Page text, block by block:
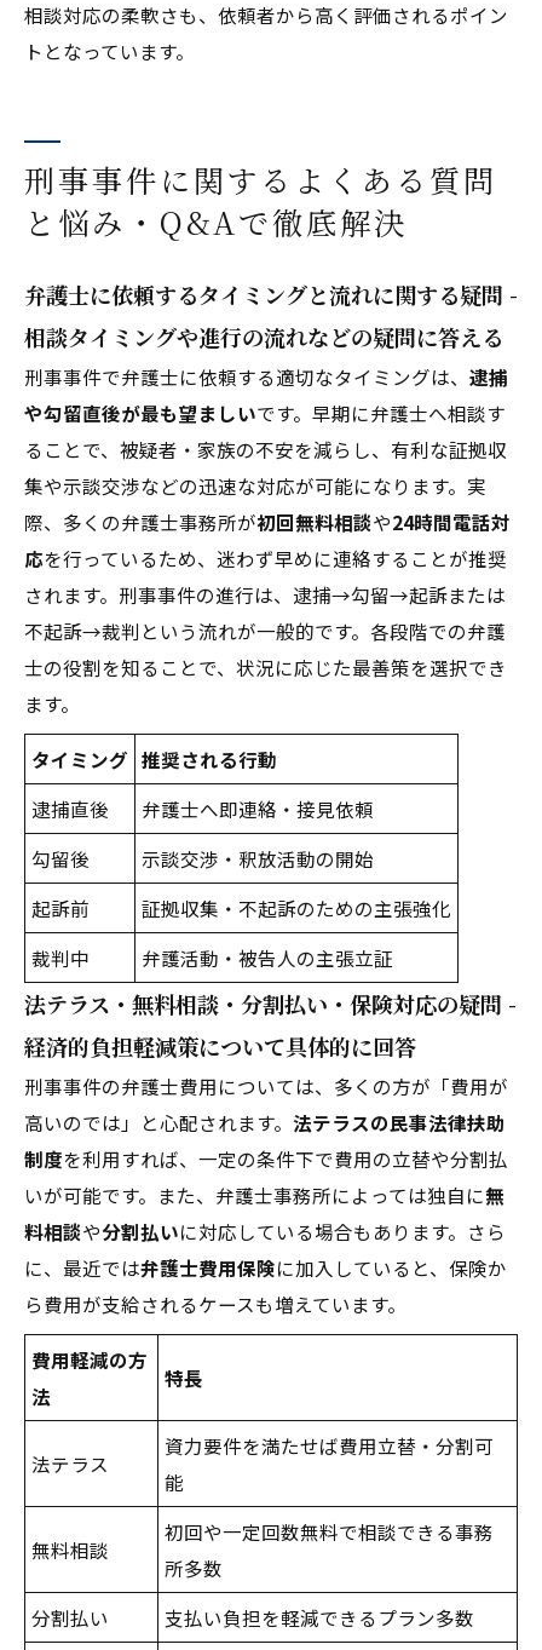
相談対応の柔軟さも、依頼者から高く評価されるポイン
トとなっています。
刑事事件に関するよくある質問
と悩み・Q&Aで徹底解決
弁護士に依頼するタイミングと流れに関する疑問 -
相談タイミングや進行の流れなどの疑問に答える
刑事事件で弁護士に依頼する適切なタイミングは、 逮捕
や勾留直後が最も望ましいです。早期に弁護士へ相談す
ることで、被疑者・家族の不安を減らし、有利な証拠収
集や示談交渉などの迅速な対応が可能になります。実
際、多くの弁護士事務所が初回無料相談や24時間電話対
応を行っているため、迷わず早めに連絡することが推奨
されます。刑事事件の進行は、逮捕→勾留→起訴または
不起訴→裁判という流れが一般的です。各段階での弁護
士の役割を知ることで、状況に応じた最善策を選択でき
ます。
タイミング 推奨される行動
逮捕直後
弁護士へ即連絡・接見依頼
勾留後
示談交渉・釈放活動の開始
起訴前
証拠収集・不起訴のための主張強化
裁判中
弁護活動・被告人の主張立証
法テラス・無料相談・分割払い・保険対応の疑問 -
経済的負担軽減策について具体的に回答
刑事事件の弁護士費用については、多くの方が「費用が
高いのでは」と心配されます。 法テラスの民事法律扶助
制度を利用すれば、一定の条件下で費用の立替や分割払
いが可能です。また、弁護士事務所によっては独自に無
料相談や分割払いに対応している場合もあります。さら
に、最近では弁護士費用保険に加入していると、保険か
ら費用が支給されるケースも増えています。
費用軽減の方
法
特長
法テラス
資力要件を満たせば費用立替・分割可
能
無料相談
初回や一定回数無料で相談できる事務
所多数
分割払い
支払い負担を軽減できるプラン多数